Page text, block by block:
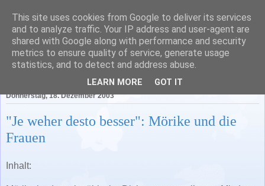
Literatur in Baden-
Württemberg
Donnerstag, 18. Dezember 2003
"Je weher desto besser": Mörike und die
Frauen
Inhalt:
This site uses cookies from Google to deliver its services
and to analyze traffic. Your IP address and user-agent are
shared with Google along with performance and security
metrics to ensure quality of service, generate usage
statistics, and to detect and address abuse.
LEARN MORE GOT IT